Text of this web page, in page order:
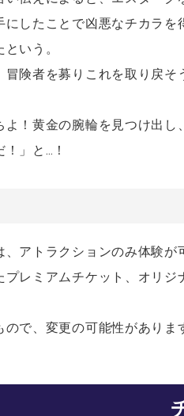
したことで凶悪なチカラを
いう。
冒険者を募りこれを取り戻そ
よ！黄金の腕輪を見つけ出し
」と…！
、アトラクションのみ体験が
プレミアムチケット、オリジ
ので、変更の可能性があり